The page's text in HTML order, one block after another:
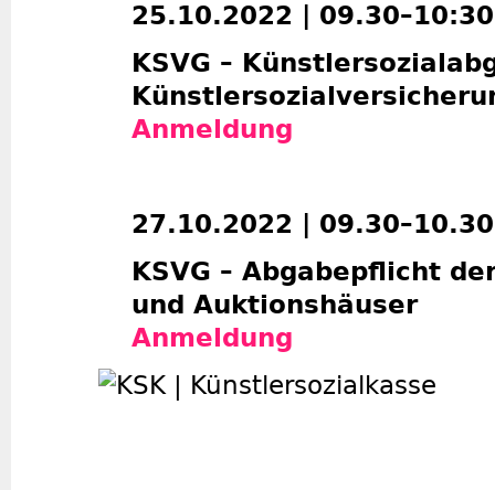
25.10.2022 |
KSVG –
Anmeldung
27.10.2022 |
KSVG – Abgabepflicht
und Auktionshäuser
Anmeldung